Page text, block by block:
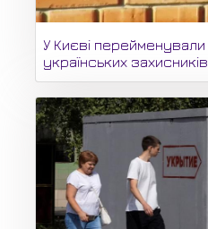
У Києві перейменували
українських